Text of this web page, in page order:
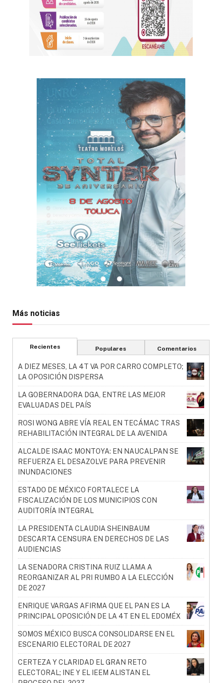
Más noticias
Recientes Populares Comentarios
A DIEZ MESES, LA 4T VA POR CARRO COMPLETO;
LA OPOSICIÓN DISPERSA
LA GOBERNADORA DGA, ENTRE LAS MEJOR
EVALUADAS DEL PAÍS
ROSI WONG ABRE VÍA REAL EN TECÁMAC TRAS
REHABILITACIÓN INTEGRAL DE LA AVENIDA
ALCALDE ISAAC MONTOYA: EN NAUCALPAN SE
REFUERZA EL DESAZOLVE PARA PREVENIR
INUNDACIONES
ESTADO DE MÉXICO FORTALECE LA
FISCALIZACIÓN DE LOS MUNICIPIOS CON
AUDITORÍA INTEGRAL
LA PRESIDENTA CLAUDIA SHEINBAUM
DESCARTA CENSURA EN DERECHOS DE LAS
AUDIENCIAS
LA SENADORA CRISTINA RUIZ LLAMA A
REORGANIZAR AL PRI RUMBO A LA ELECCIÓN
DE 2027
ENRIQUE VARGAS AFIRMA QUE EL PAN ES LA
PRINCIPAL OPOSICIÓN DE LA 4T EN EL EDOMÉX
SOMOS MÉXICO BUSCA CONSOLIDARSE EN EL
ESCENARIO ELECTORAL DE 2027
CERTEZA Y CLARIDAD EL GRAN RETO
ELECTORAL; INE Y EL IEEM ALISTAN EL